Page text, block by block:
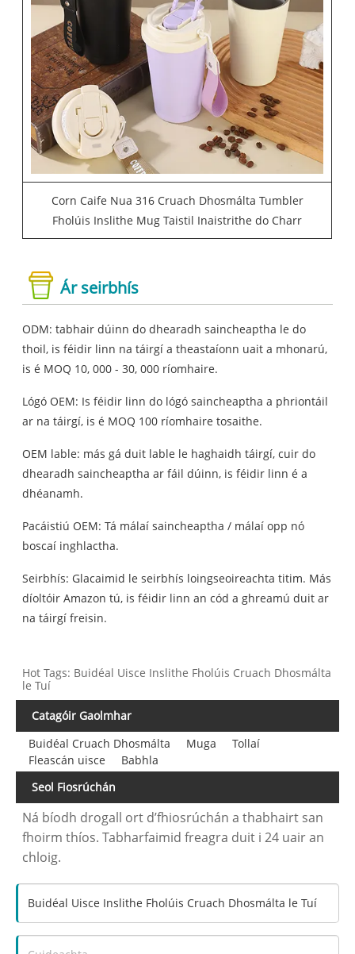
Corn Caife Nua 316 Cruach Dhosmálta Tumbler
Fholúis Inslithe Mug Taistil Inaistrithe do Charr
Ár seirbhís
ODM: tabhair dúinn do dhearadh saincheaptha le do
thoil, is féidir linn na táirgí a theastaíonn uait a mhonarú,
is é MOQ 10, 000 - 30, 000 ríomhaire.
Lógó OEM: Is féidir linn do lógó saincheaptha a phriontáil
ar na táirgí, is é MOQ 100 ríomhaire tosaithe.
OEM lable: más gá duit lable le haghaidh táirgí, cuir do
dhearadh saincheaptha ar fáil dúinn, is féidir linn é a
dhéanamh.
Pacáistiú OEM: Tá málaí saincheaptha / málaí opp nó
boscaí inghlactha.
Seirbhís: Glacaimid le seirbhís loingseoireachta titim. Más
díoltóir Amazon tú, is féidir linn an cód a ghreamú duit ar
na táirgí freisin.
Hot Tags: Buidéal Uisce Inslithe Fholúis Cruach Dhosmálta
le Tuí
Catagóir Gaolmhar
Buidéal Cruach Dhosmálta
Muga
Tollaí
Fleascán uisce
Babhla
Seol Fiosrúchán
Ná bíodh drogall ort d’fhiosrúchán a thabhairt san
fhoirm thíos. Tabharfaimid freagra duit i 24 uair an
chloig.